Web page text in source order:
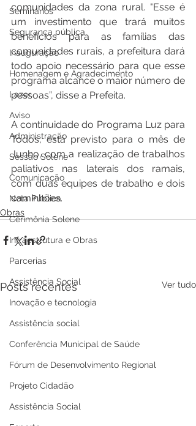
Seminários
Segurança pública
Inauguração
Homenagem e Agradecimento
Lazer
Aviso
Administração
Sessão Solene
Comunicação
Nota Pública
Cerimônia Solene
Infraestrutura e Obras
Parcerias
Assistência Social
Inovação e tecnologia
Assistência social
Conferência Municipal de Saúde
Fórum de Desenvolvimento Regional
Projeto Cidadão
Assistência Social
comunidades da zona rural. "Esse é
um investimento que trará muitos
benefícios para as famílias das
comunidades rurais, a prefeitura dará
todo apoio necessário para que esse
programa alcance o maior número de
pessoas”, disse a Prefeita.
A continuidade do Programa Luz para
Todos, está previsto para o mês de
Junho, com a realização de trabalhos
paliativos nas laterais dos ramais,
com duas equipes de trabalho e dois
caminhões.
Obras
Posts recentes Ver tudo